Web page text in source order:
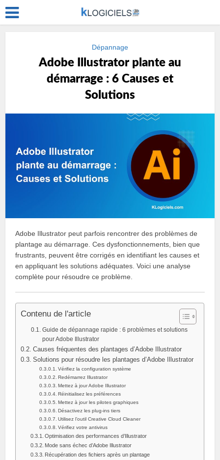
Dépannage
Adobe Illustrator plante au
démarrage : 6 Causes et
Solutions
Adobe Illustrator peut parfois rencontrer des problèmes de
plantage au démarrage. Ces dysfonctionnements, bien que
frustrants, peuvent être corrigés en identifiant les causes et
en appliquant les solutions adéquates. Voici une analyse
complète pour résoudre ce problème.
Contenu de l'article
Guide de dépannage rapide : 6 problèmes et solutions
pour Adobe Illustrator
Causes fréquentes des plantages d’Adobe Illustrator
Solutions pour résoudre les plantages d’Adobe Illustrator
Vérifiez la configuration système
Redémarrez Illustrator
Mettez à jour Adobe Illustrator
Réinitialisez les préférences
Mettez à jour les pilotes graphiques
Désactivez les plug-ins tiers
Utilisez l’outil Creative Cloud Cleaner
Vérifiez votre antivirus
Optimisation des performances d’Illustrator
Mode sans échec d’Adobe Illustrator
Récupération des fichiers après un plantage